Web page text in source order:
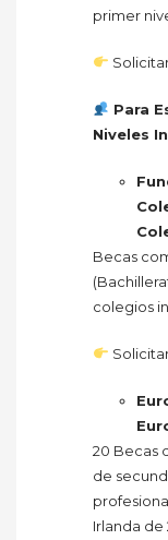
primer
Para
Niveles
Becas
colegios
20 Becas
de
Irlanda de